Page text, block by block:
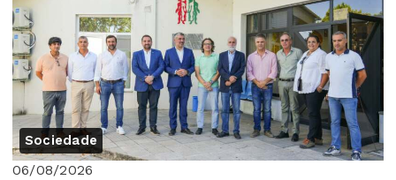
Sociedade
06/08/2026